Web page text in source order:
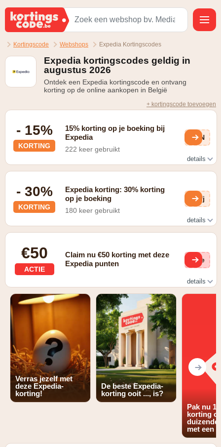
Kortingscode Webshops Expedia Kortingscodes
Expedia kortingscodes geldig in
augustus 2026
Ontdek een Expedia kortingscode en ontvang
korting op de online aankopen in België
+ kortingscode toevoegen
- 15%
KORTING
15% korting op je boeking bij
Expedia
222 keer gebruikt
AnN
details
- 30%
KORTING
Expedia korting: 30% korting
op je boeking
180 keer gebruikt
wfj
details
€50
ACTIE
Claim nu €50 korting met deze
Expedia punten
(ge
details
€50,- korting op je boeking met voldoende gespaarde
punten
Verras jezelf met
deze Expedia-
korting!
De beste Expedia-
korting ooit ..., is?
Pak nu
korting
met een